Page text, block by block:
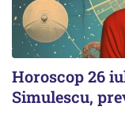
Horoscop 26
Simulescu,